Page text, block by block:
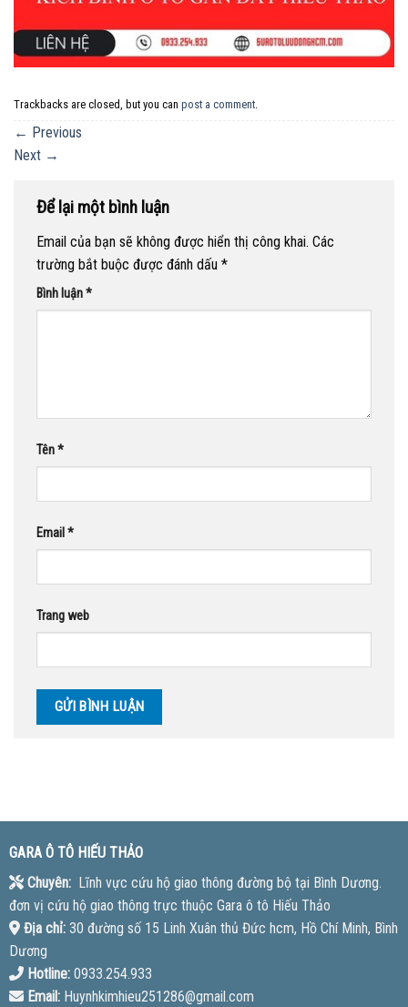
Trackbacks are closed, but you can post a comment
← Previous
Next →
Để lại một bình luận
Email của bạn sẽ không được hiển thị công khai. Các
trường bắt buộc được đánh dấu *
Bình luận*
Tên*
Email *
Trang web
GARA Ô TÔ HIẾU THẢO
Chuyên:Lĩnh vực cứu hộ giao thông đường bộ tại Bình Dương.
đơn vị cứu hộ giao thông trực thuộc Gara ô tô Hiếu Thảo
Địa chỉ:30 đường số 15 Linh Xuân thủ Đức hcm, Hồ Chí Minh, Bình
Dương
Hotline:0933.254.933
Email:Huynhkimhieu251286@gmail.com